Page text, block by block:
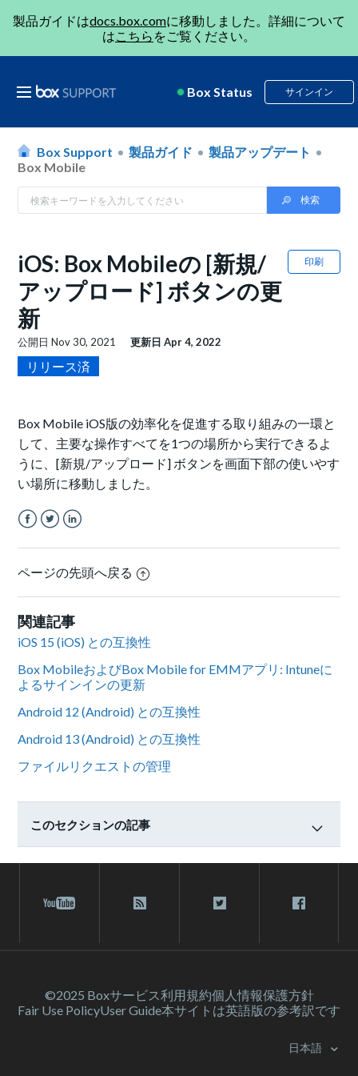
製品ガイドはdocs.box.comに移動しました。詳細について
はこちら をご覧ください。
Box Status サインイン
Box Support 製品ガイド
製品アップデート
Box Mobile
印刷
iOS: Box Mobileの [新規/
アップロード] ボタンの更
新
公開日Nov 30, 2021 更新日Apr 4, 2022
リリース済
Box Mobile iOS版の効率化を促進する取り組みの一環と
して、主要な操作すべてを1つの場所から実行できるよ
うに、[新規/アップロード] ボタンを画面下部の使いやす
い場所に移動しました。
ページの先頭へ戻る
関連記事
iOS 15 (iOS) との互換性
Box MobileおよびBox Mobile for EMMアプリ: Intuneに
よるサインインの更新
Android 12 (Android) との互換性
Android 13 (Android) との互換性
ファイルリクエストの管理
このセクションの記事
©2025 Boxサービス利⽤規約個人情報保護方針
Fair Use PolicyUser Guide本サイトは英語版の参考訳です
日本語